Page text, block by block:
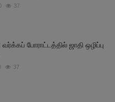
0 37
போராட்டத்தில் ஜாதி ஒழிப்பு
37